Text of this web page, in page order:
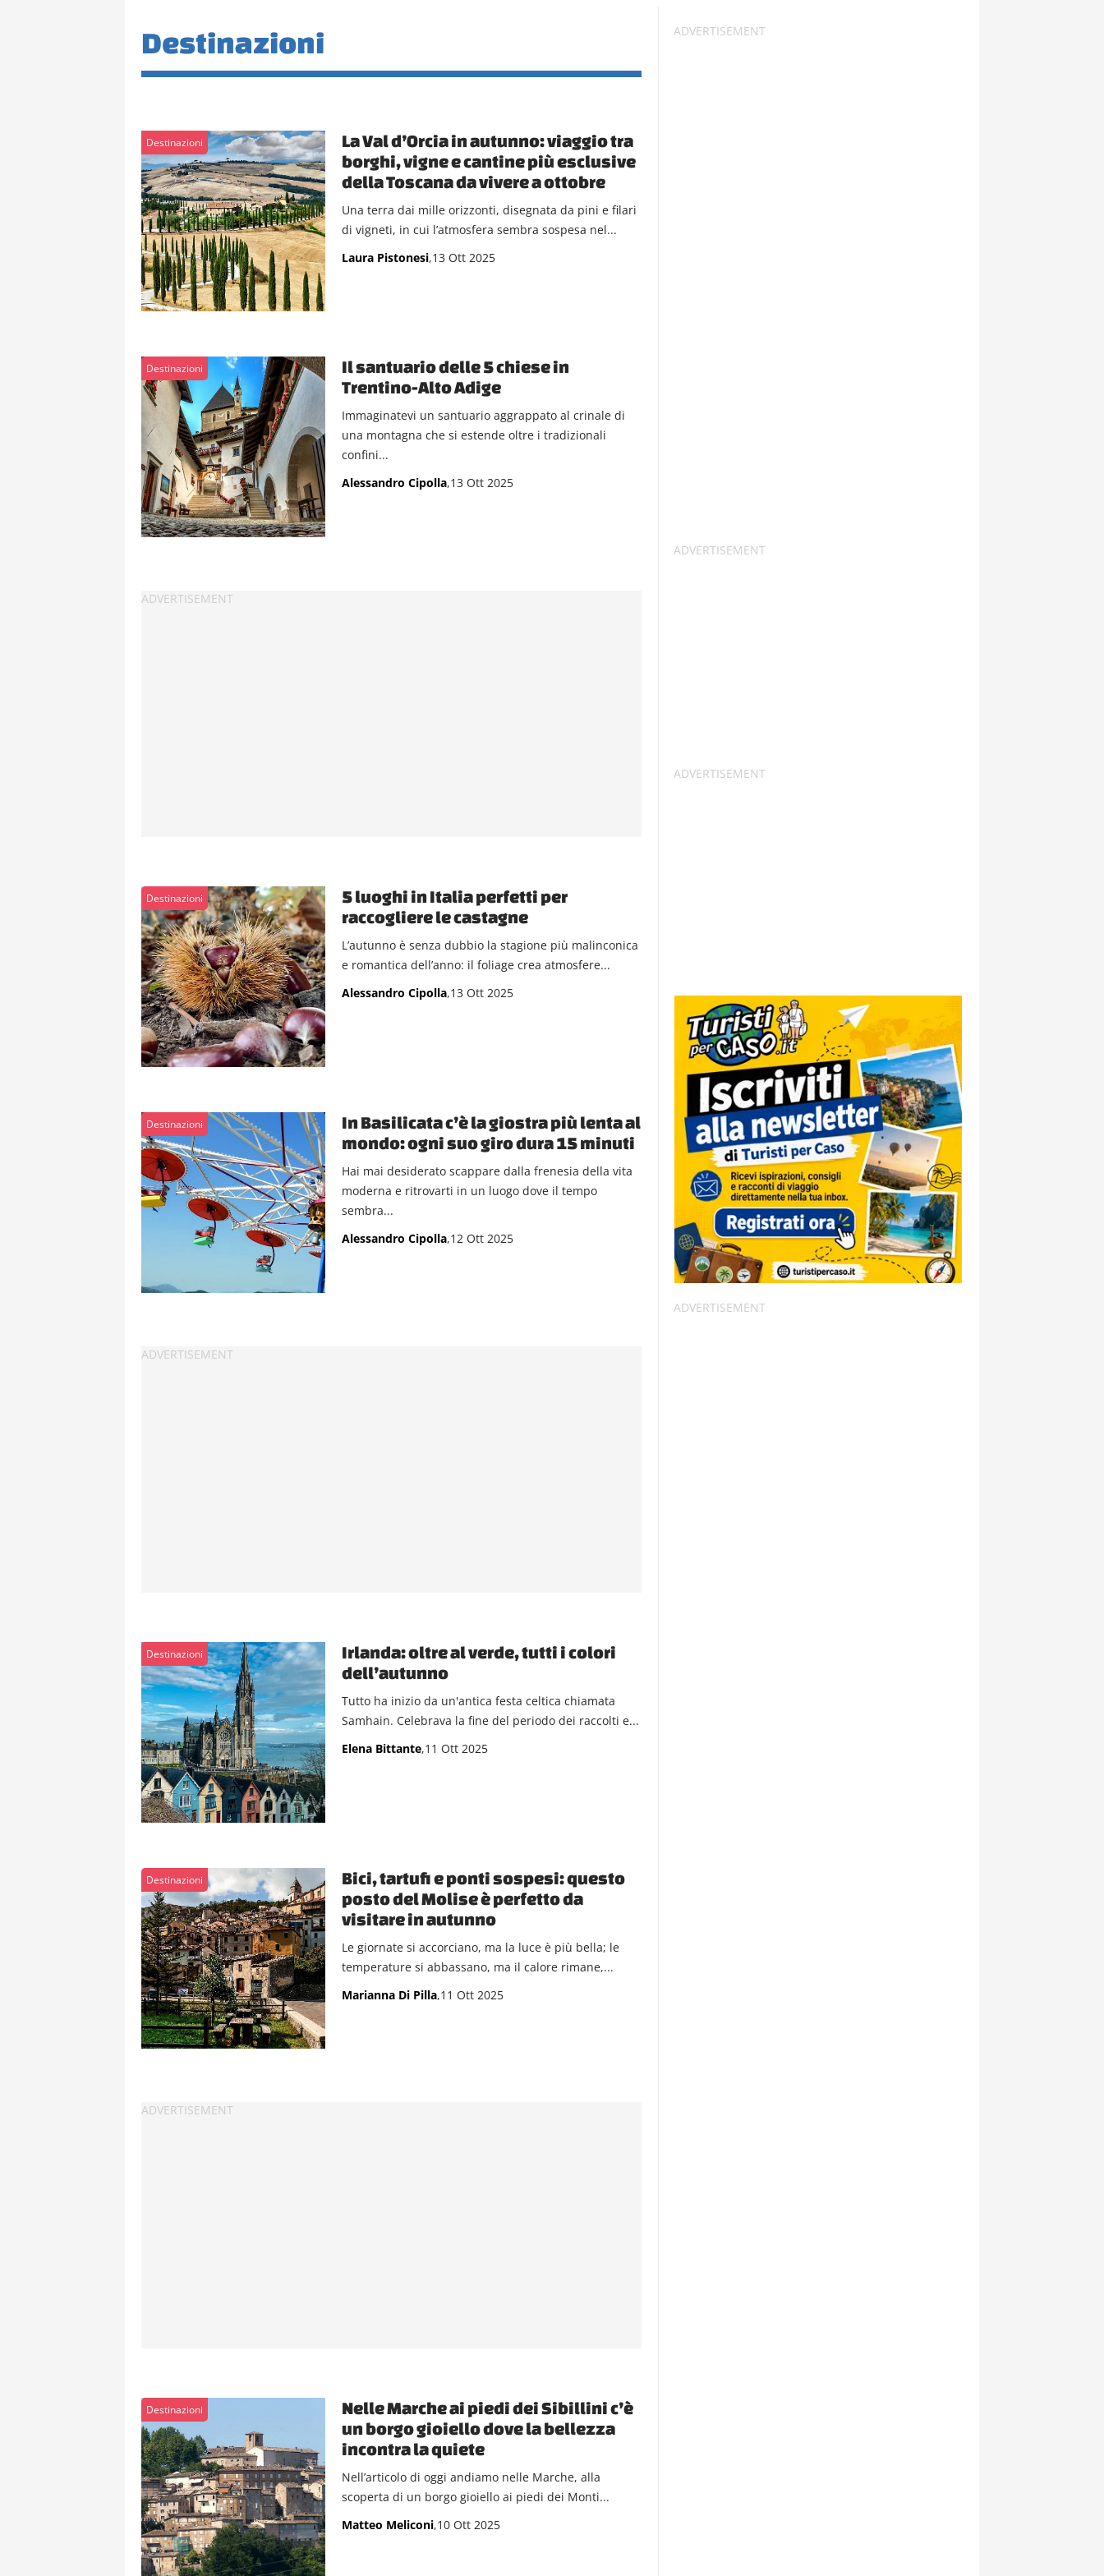
Destinazioni
Destinazioni
La Val d’Orcia in autunno: viaggio tra
borghi, vigne e cantine più esclusive
della Toscana da vivere a ottobre
Una terra dai mille orizzonti, disegnata da pini e filari
di vigneti, in cui l’atmosfera sembra sospesa nel...
Laura Pistonesi,13 Ott 2025
Destinazioni
Il santuario delle 5 chiese in
Trentino-Alto Adige
Immaginatevi un santuario aggrappato al crinale di
una montagna che si estende oltre i tradizionali
confini...
Alessandro Cipolla,13 Ott 2025
Destinazioni
5 luoghi in Italia perfetti per
raccogliere le castagne
L’autunno è senza dubbio la stagione più malinconica
e romantica dell’anno: il foliage crea atmosfere...
Alessandro Cipolla,13 Ott 2025
Destinazioni
In Basilicata c’è la giostra più lenta al
mondo: ogni suo giro dura 15 minuti
Hai mai desiderato scappare dalla frenesia della vita
moderna e ritrovarti in un luogo dove il tempo
sembra...
Alessandro Cipolla,12 Ott 2025
Destinazioni
Irlanda: oltre al verde, tutti i colori
dell’autunno
Tutto ha inizio da un'antica festa celtica chiamata
Samhain. Celebrava la fine del periodo dei raccolti e...
Elena Bittante,11 Ott 2025
Destinazioni
Bici, tartufi e ponti sospesi: questo
posto del Molise è perfetto da
visitare in autunno
Le giornate si accorciano, ma la luce è più bella; le
temperature si abbassano, ma il calore rimane,...
Marianna Di Pilla,11 Ott 2025
Destinazioni
Nelle Marche ai piedi dei Sibillini c’è
un borgo gioiello dove la bellezza
incontra la quiete
Nell’articolo di oggi andiamo nelle Marche, alla
scoperta di un borgo gioiello ai piedi dei Monti...
Matteo Meliconi,10 Ott 2025